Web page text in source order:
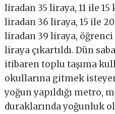
liradan 35 liraya, 11 ile
liradan 36 liraya, 15 ile
liradan 39 liraya, öğrenci
liraya çıkartıldı. Dün
itibaren toplu taşıma
okullarına gitmek
yoğun yapıldığı metro,
duraklarında yoğunluk